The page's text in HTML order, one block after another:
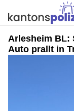
Arlesheim BL:
Auto prallt in